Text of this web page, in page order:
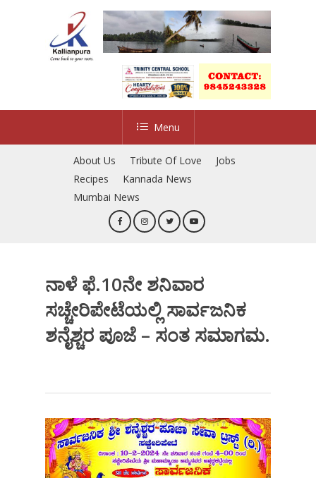
Menu
About Us Tribute Of Love
Jobs
Recipes
Kannada News
Mumbai News
ನಾಳೆ ಫೆ.10ನೇ ಶನಿವಾರ
ಸಚ್ಚೇರಿಪೇಟೆಯಲ್ಲಿ ಸಾರ್ವಜನಿಕ
ಶನೈಶ್ಚರ ಪೂಜೆ – ಸಂತ ಸಮಾಗಮ.